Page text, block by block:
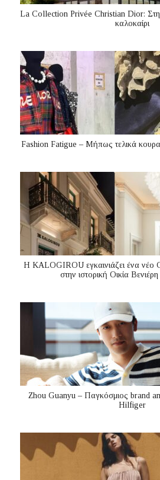
La Collection Privée Christian Dior:
καλοκαίρι
Fashion Fatigue – Μήπως τελικά
Η KALOGIROU εγκαινιάζει ένα νέο
στην ιστορική Οικία
Zhou Guanyu – Παγκόσμιος brand
Hilfiger